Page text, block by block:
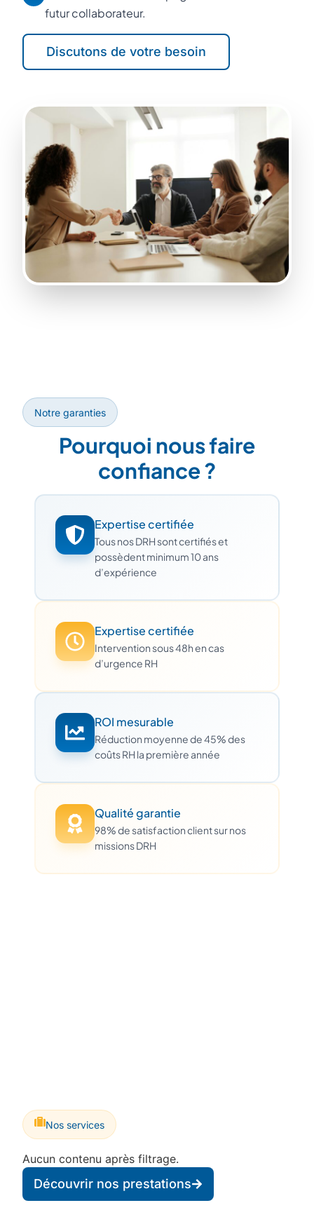
futur collaborateur.
Discutons de votre besoin
Notre garanties
Pourquoi nous faire
confiance ?
Expertise certifiée
Tous nos DRH sont certifiés et
possèdent minimum 10 ans
d’expérience
Expertise certifiée
Intervention sous 48h en cas
d’urgence RH
ROI mesurable
Réduction moyenne de 45% des
coûts RH la première année
Qualité garantie
98% de satisfaction client sur nos
missions DRH
Nos services
Aucun contenu après filtrage.
Découvrir nos prestations